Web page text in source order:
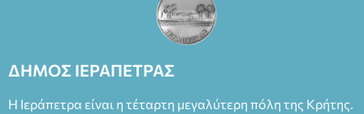
ΔΗΜΟΣ ΙΕΡΑΠΕΤΡΑΣ
Η Ιεράπετρα είναι η τέταρτη μεγαλύτερη πόλη της Κρήτης.